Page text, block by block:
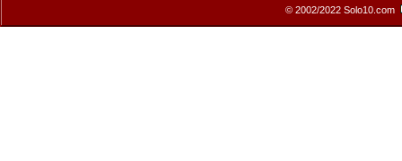
© 2002/2022 Solo10.com